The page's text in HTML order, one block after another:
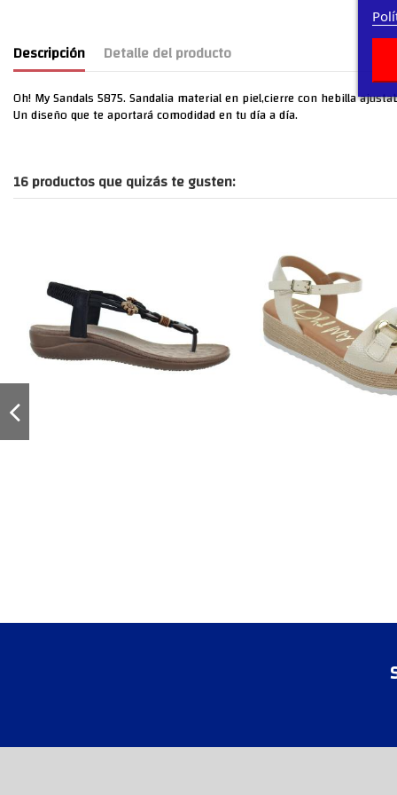
Descripción Detalle del producto
Oh! My Sandals 5875. Sandalia material en piel,cierre con hebilla
Un diseño que te aportará comodidad en tu día a día.
16 productos que quizás te gusten: